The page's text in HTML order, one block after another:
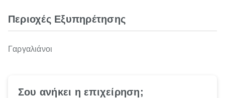
Περιοχές Εξυπηρέτησης
Γαργαλιάνοι
Σου ανήκει η επιχείρηση;